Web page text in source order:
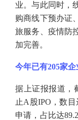
业。与此同时，
购商线下预办证
旅服务、疫情防
加完善。
今年已有205家
据上证报报道，
止A股IPO，数
申请，占比达